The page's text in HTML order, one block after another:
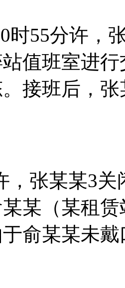
时55分许，
值班室进
接班后，
，张某某3
某（某租
俞某某未